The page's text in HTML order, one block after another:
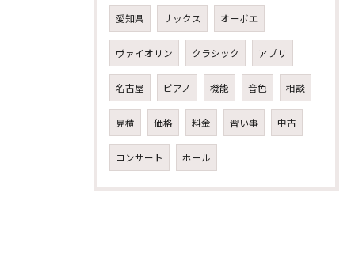
愛知県 サックス オーボエ
ヴァイオリン クラシック アプリ
名古屋 ピアノ 機能 音色 相談
見積 価格 料金 習い事 中古
コンサート ホール